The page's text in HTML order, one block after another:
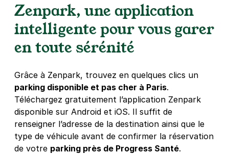
Zenpark, une application
intelligente pour vous garer
en toute sérénité
Grâce à Zenpark, trouvez en quelques clics un
parking disponible et pas cher à Paris.
Téléchargez gratuitement l’application Zenpark
disponible sur Android et iOS. Il suffit de
renseigner l’adresse de la destination ainsi que le
type de véhicule avant de confirmer la réservation
de votre parking près de Progress Santé.